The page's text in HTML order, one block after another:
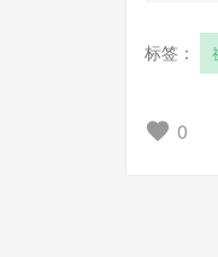
标签：
0